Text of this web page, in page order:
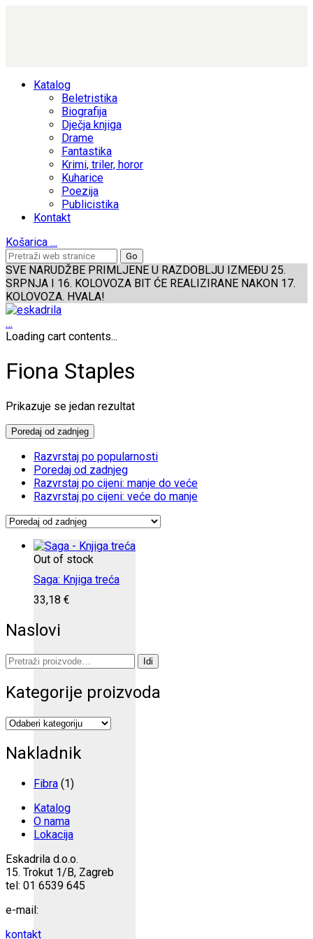
Katalog
Beletristika
Biografija
Dječja knjiga
Drame
Fantastika
Krimi, triler, horor
Kuharice
Poezija
Publicistika
Kontakt
Košarica …
SVE NARUDŽBE PRIMLJENE U RAZDOBLJU IZMEĐU 25.
SRPNJA I 16. KOLOVOZA BIT ĆE REALIZIRANE NAKON 17.
KOLOVOZA. HVALA!
…
Loading cart contents...
Fiona Staples
Prikazuje se jedan rezultat
Poredaj od zadnjeg
Razvrstaj po popularnosti
Poredaj od zadnjeg
Razvrstaj po cijeni: manje do veće
Razvrstaj po cijeni: veće do manje
Out of stock
Saga: Knjiga treća
33,18 €
Naslovi
Pretraži: Idi
Kategorije proizvoda
Nakladnik
Fibra (1)
Katalog
O nama
Lokacija
Eskadrila d.o.o.
15. Trokut 1/B, Zagreb
tel: 01 6539 645
e-mail:
kontakt